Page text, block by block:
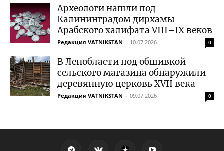
Археологи нашли под
Калининградом дирхамы
Арабского халифата VIII–IX веков
Редакция VATNIKSTAN - 10.07.2026 0
В Ленобласти под обшивкой
сельского магазина обнаружили
деревянную церковь XVII века
Редакция VATNIKSTAN - 09.07.2026 0